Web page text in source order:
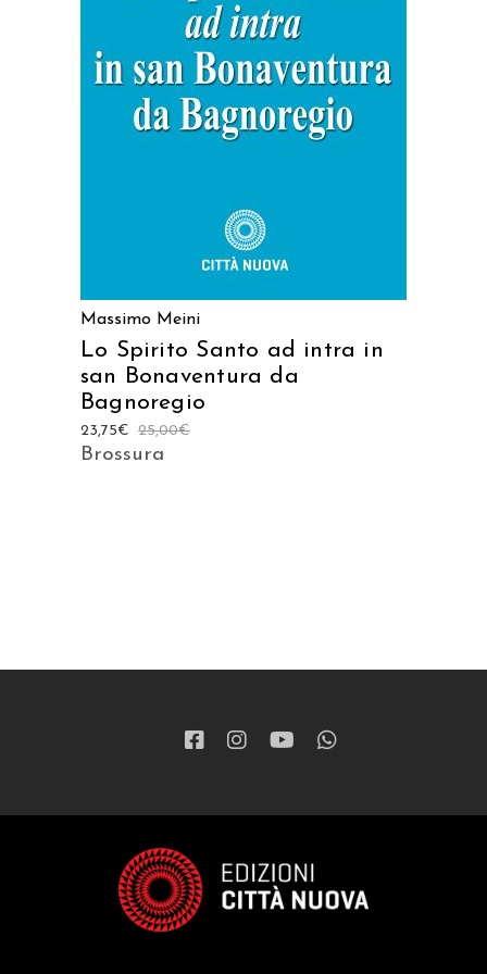
AGGIUNGI AL CARRELLO
Massimo Meini
Lo Spirito Santo ad intra in
san Bonaventura da
Bagnoregio
25,00€
23,75€
Brossura